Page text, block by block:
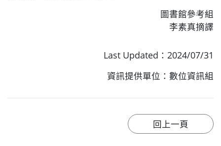
圖書館參考組
李素真摘譯
Last Updated：2024/07/31
資訊提供單位：數位資訊組